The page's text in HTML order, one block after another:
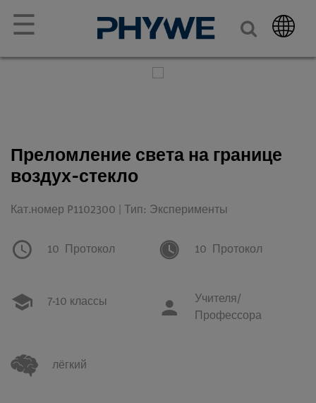
☰
Преломление света на границе
воздух-стекло
Кат.номер P1102300 | Тип: Эксперименты
10 Протокол 10 Протокол
7-10 классы
Учителя/
Профессора
лёгкий